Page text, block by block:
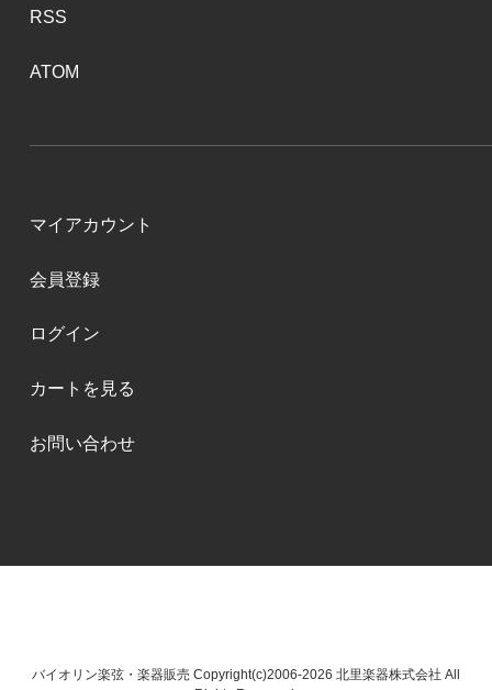
RSS
ATOM
マイアカウント
会員登録
ログイン
カートを見る
お問い合わせ
バイオリン楽弦・楽器販売 Copyright(c)2006-2026 北里楽器株式会社 All